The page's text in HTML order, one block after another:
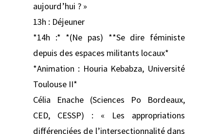
aujourd’hui ? »
13h : Déjeuner
*14h :* *(Ne pas) **Se dire féministe
depuis des espaces militants locaux*
*Animation : Houria Kebabza, Université
Toulouse II*
Célia Enache (Sciences Po Bordeaux,
CED, CESSP) : « Les appropriations
différenciées de l’intersectionnalité dans